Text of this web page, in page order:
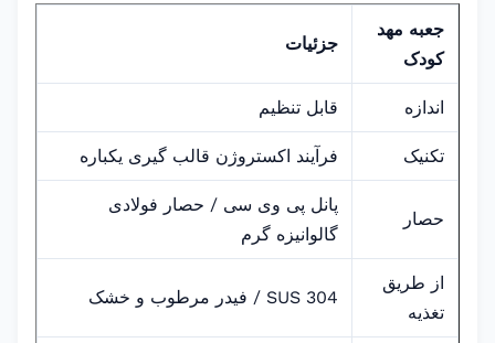
جعبه مهد
کودک
جزئیات
اندازه قابل تنظیم
تکنیک فرآیند اکستروژن قالب گیری یکباره
حصار
پانل پی وی سی / حصار فولادی
گالوانیزه گرم
از طریق
تغذیه
SUS 304 / فیدر مرطوب و خشک